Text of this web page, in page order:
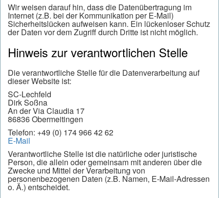
Wir weisen darauf hin, dass die Datenübertragung im
Internet (z.B. bei der Kommunikation per E-Mail)
Sicherheitslücken aufweisen kann. Ein lückenloser Schutz
der Daten vor dem Zugriff durch Dritte ist nicht möglich.
Hinweis zur verantwortlichen Stelle
Die verantwortliche Stelle für die Datenverarbeitung auf
dieser Website ist:
SC-Lechfeld
Dirk Soßna
An der Via Claudia 17
86836 Obermeitingen
Telefon: +49 (0) 174 966 42 62
E-Mail
Verantwortliche Stelle ist die natürliche oder juristische
Person, die allein oder gemeinsam mit anderen über die
Zwecke und Mittel der Verarbeitung von
personenbezogenen Daten (z.B. Namen, E-Mail-Adressen
o. Ä.) entscheidet.